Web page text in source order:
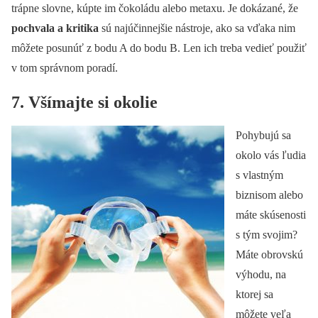
trápne slovne, kúpte im čokoládu alebo metaxu. Je dokázané, že
pochvala a kritika sú najúčinnejšie nástroje, ako sa vďaka nim
môžete posunúť z bodu A do bodu B. Len ich treba vedieť použiť
v tom správnom poradí.
7. Všímajte si okolie
Pohybujú sa
okolo vás ľudia
s vlastným
biznisom alebo
máte skúsenosti
s tým svojim?
Máte obrovskú
výhodu, na
ktorej sa
môžete veľa